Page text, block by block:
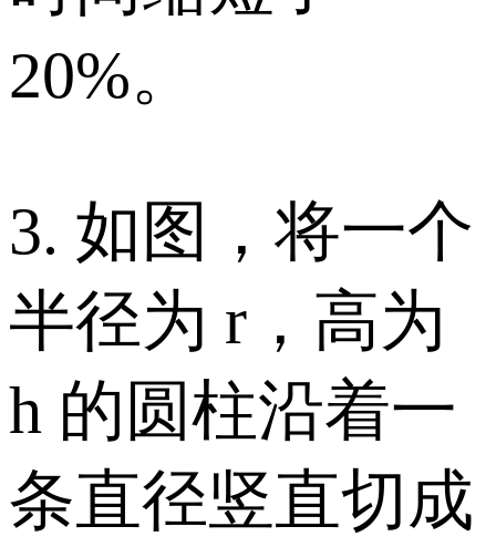
20%。
3. 如图，将一个
半径为 r，高为
h 的圆柱沿着一
条直径竖直切成